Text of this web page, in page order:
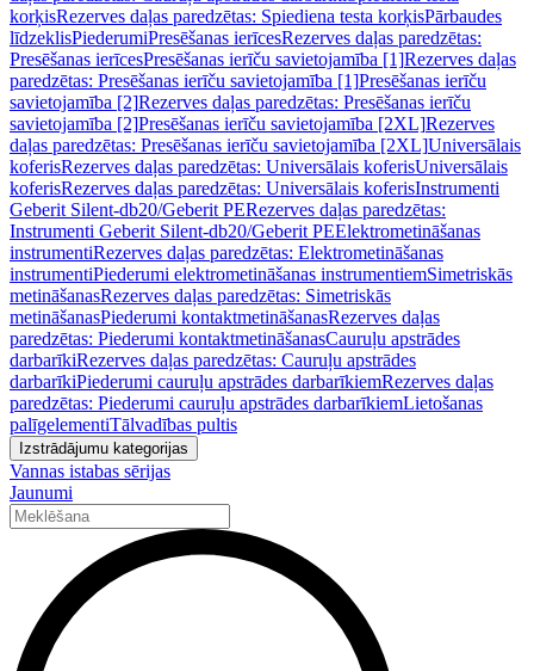
korķisRezerves daļas paredzētas: Spiediena testa korķisPārbaudes
līdzeklisPiederumiPresēšanas ierīcesRezerves daļas paredzētas:
Presēšanas ierīcesPresēšanas ierīču savietojamība [1]Rezerves daļas
paredzētas: Presēšanas ierīču savietojamība [1]Presēšanas ierīču
savietojamība [2]Rezerves daļas paredzētas: Presēšanas ierīču
savietojamība [2]Presēšanas ierīču savietojamība [2XL]Rezerves
daļas paredzētas: Presēšanas ierīču savietojamība [2XL]Universālais
koferisRezerves daļas paredzētas: Universālais koferisUniversālais
koferisRezerves daļas paredzētas: Universālais koferisInstrumenti
Geberit Silent-db20/Geberit PERezerves daļas paredzētas:
Instrumenti Geberit Silent-db20/Geberit PEElektrometināšanas
instrumentiRezerves daļas paredzētas: Elektrometināšanas
instrumentiPiederumi elektrometināšanas instrumentiemSimetriskās
metināšanasRezerves daļas paredzētas: Simetriskās
metināšanasPiederumi kontaktmetināšanasRezerves daļas
paredzētas: Piederumi kontaktmetināšanasCauruļu apstrādes
darbarīkiRezerves daļas paredzētas: Cauruļu apstrādes
darbarīkiPiederumi cauruļu apstrādes darbarīkiemRezerves daļas
paredzētas: Piederumi cauruļu apstrādes darbarīkiemLietošanas
palīgelementiTālvadības pultis
Izstrādājumu kategorijas
Vannas istabas sērijas
Jaunumi